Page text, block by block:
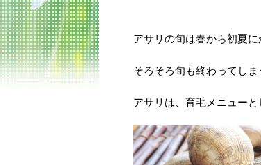
アサリの旬は春から初夏に
そろそろ旬も終わってし
アサリは、育毛メニュー